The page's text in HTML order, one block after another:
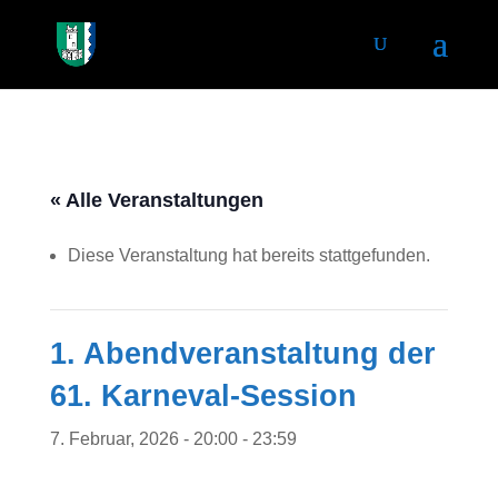
« Alle Veranstaltungen
Diese Veranstaltung hat bereits stattgefunden.
1. Abendveranstaltung der
61. Karneval-Session
7. Februar, 2026 - 20:00- 23:59